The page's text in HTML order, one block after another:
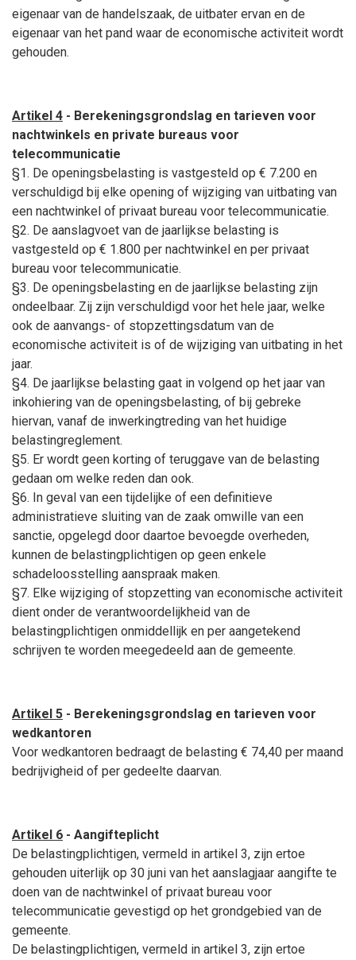
eigenaar van de handelszaak, de uitbater ervan en de
eigenaar van het pand waar de economische activiteit wordt
gehouden.
Artikel 4 - Berekeningsgrondslag en tarieven voor
nachtwinkels en private bureaus voor
telecommunicatie
§1. De openingsbelasting is vastgesteld op € 7.200 en
verschuldigd bij elke opening of wijziging van uitbating van
een nachtwinkel of privaat bureau voor telecommunicatie.
§2. De aanslagvoet van de jaarlijkse belasting is
vastgesteld op € 1.800 per nachtwinkel en per privaat
bureau voor telecommunicatie.
§3. De openingsbelasting en de jaarlijkse belasting zijn
ondeelbaar. Zij zijn verschuldigd voor het hele jaar, welke
ook de aanvangs- of stopzettingsdatum van de
economische activiteit is of de wijziging van uitbating in het
jaar.
§4. De jaarlijkse belasting gaat in volgend op het jaar van
inkohiering van de openingsbelasting, of bij gebreke
hiervan, vanaf de inwerkingtreding van het huidige
belastingreglement.
§5. Er wordt geen korting of teruggave van de belasting
gedaan om welke reden dan ook.
§6. In geval van een tijdelijke of een definitieve
administratieve sluiting van de zaak omwille van een
sanctie, opgelegd door daartoe bevoegde overheden,
kunnen de belastingplichtigen op geen enkele
schadeloosstelling aanspraak maken.
§7. Elke wijziging of stopzetting van economische activiteit
dient onder de verantwoordelijkheid van de
belastingplichtigen onmiddellijk en per aangetekend
schrijven te worden meegedeeld aan de gemeente.
Artikel 5 - Berekeningsgrondslag en tarieven voor
wedkantoren
Voor wedkantoren bedraagt de belasting € 74,40 per maand
bedrijvigheid of per gedeelte daarvan.
Artikel 6 - Aangifteplicht
De belastingplichtigen, vermeld in artikel 3, zijn ertoe
gehouden uiterlijk op 30 juni van het aanslagjaar aangifte te
doen van de nachtwinkel of privaat bureau voor
telecommunicatie gevestigd op het grondgebied van de
gemeente.
De belastingplichtigen, vermeld in artikel 3, zijn ertoe